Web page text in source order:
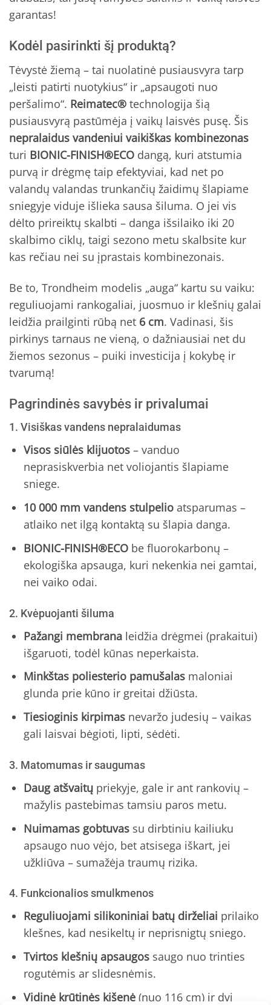
garantas!
Kodėl pasirinkti šį produktą?
Tėvystė žiemą – tai nuolatinė pusiausvyra tarp
„leisti patirti nuotykius“ ir „apsaugoti nuo
peršalimo“. Reimatec® technologija šią
pusiausvyrą pastūmėja į vaikų laisvės pusę. Šis
nepralaidus vandeniui vaikiškas kombinezonas
turi BIONIC-FINISH®ECO dangą, kuri atstumia
purvą ir drėgmę taip efektyviai, kad net po
valandų valandas trunkančių žaidimų šlapiame
sniegyje viduje išlieka sausa šiluma. O jei vis
dėlto prireiktų skalbti – danga išsilaiko iki 20
skalbimo ciklų, taigi sezono metu skalbsite kur
kas rečiau nei su įprastais kombinezonais.
Be to, Trondheim modelis „auga“ kartu su vaiku:
reguliuojami rankogaliai, juosmuo ir klešnių galai
leidžia prailginti rūbą net 6 cm. Vadinasi, šis
pirkinys tarnaus ne vieną, o dažniausiai net du
žiemos sezonus – puiki investicija į kokybę ir
tvarumą!
Pagrindinės savybės ir privalumai
1. Visiškas vandens nepralaidumas
Visos siūlės klijuotos– vanduo
neprasiskverbia net voliojantis šlapiame
sniege.
10 000 mm vandens stulpelioatsparumas –
atlaiko net ilgą kontaktą su šlapia danga.
BIONIC-FINISH®ECObe fluorokarbonų –
ekologiška apsauga, kuri nekenkia nei gamtai,
nei vaiko odai.
2. Kvėpuojanti šiluma
Pažangi membranaleidžia drėgmei (prakaitui)
išgaruoti, todėl kūnas neperkaista.
Minkštas poliesterio pamušalasmaloniai
glunda prie kūno ir greitai džiūsta.
Tiesioginis kirpimasnevaržo judesių – vaikas
gali laisvai bėgioti, lipti, sėdėti.
3. Matomumas ir saugumas
Daug atšvaitųpriekyje, gale ir ant rankovių –
mažylis pastebimas tamsiu paros metu.
Nuimamas gobtuvassu dirbtiniu kailiuku
apsaugo nuo vėjo, bet atsisega iškart, jei
užkliūva – sumažėja traumų rizika.
4. Funkcionalios smulkmenos
Reguliuojami silikoniniai batų dirželiai prilaiko
klešnes, kad nesikeltų ir neprisnigtų sniego.
Tvirtos klešnių apsaugossaugo nuo trinties
rogutėmis ar slidesnėmis.
Vidinė krūtinės kišenė(nuo 116 cm) ir dvi